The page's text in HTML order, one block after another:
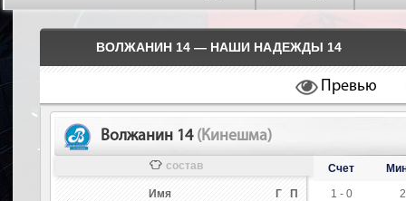
ВОЛЖАНИН 14 — НАШИ НАДЕЖДЫ 14
Превью
Волжанин 14 (Кинешма)
состав
Имя Г П
Счет
1 - 0